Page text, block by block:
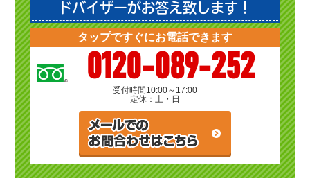
ドバイザーがお答え致します！
タップですぐにお電話できます
0120-089-252
受付時間 10:00～17:00
定休：土・日